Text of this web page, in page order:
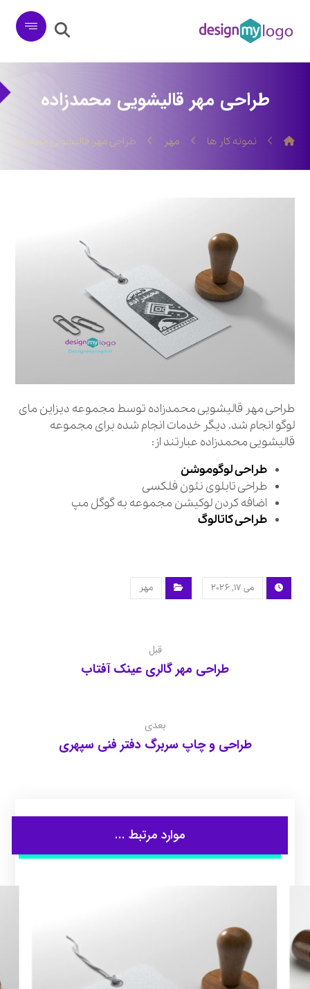
طراحی مهر قالیشویی محمدزاده
نمونه کار ها مهر طراحی مهر قالیشویی محمدزاده
طراحی مهر قالیشویی محمدزاده توسط مجموعه دیزاین مای
لوگو انجام شد. دیگر خدمات انجام شده برای مجموعه
قالیشویی محمدزاده عبارتند از:
طراحی لوگوموشن
طراحی تابلوی نئون فلکسی
اضافه کردن لوکیشن مجموعه به گوگل مپ
طراحی کاتالوگ
می ۱۷, ۲۰۲۶ مهر
قبل
طراحی مهر گالری عینک آفتاب
بعدی
طراحی و چاپ سربرگ دفتر فنی سپهری
موارد مرتبط ...